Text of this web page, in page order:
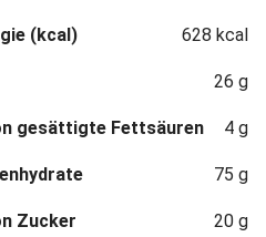
(kcal) 628 kcal
26 g
gesättigte Fettsäuren 4 g
75 g
Zucker 20 g